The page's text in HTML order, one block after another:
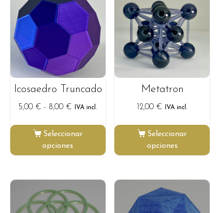
Icosaedro Truncado
5,00 € - 8,00 € IVA incl.
Seleccionar
opciones
Metatron
12,00 € IVA incl.
Seleccionar
opciones